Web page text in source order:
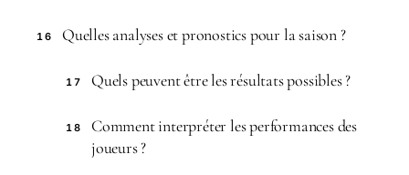
16 Quelles analyses et pronostics pour la saison ?
17 Quels peuvent être les résultats possibles ?
18
Comment interpréter les performances des
joueurs ?